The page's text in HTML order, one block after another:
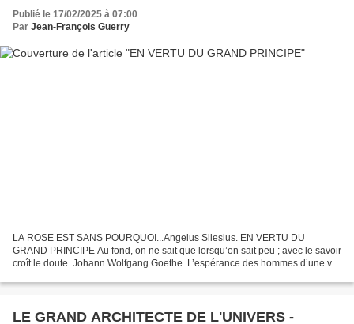
Publié le 17/02/2025 à 07:00
Par Jean-François Guerry
LA ROSE EST SANS POURQUOI...Angelus Silesius. EN VERTU DU
GRAND PRINCIPE Au fond, on ne sait que lorsqu’on sait peu ; avec le savoir
croît le doute. Johann Wolfgang Goethe. L’espérance des hommes d’une vie
LE GRAND ARCHITECTE DE L'UNIVERS -